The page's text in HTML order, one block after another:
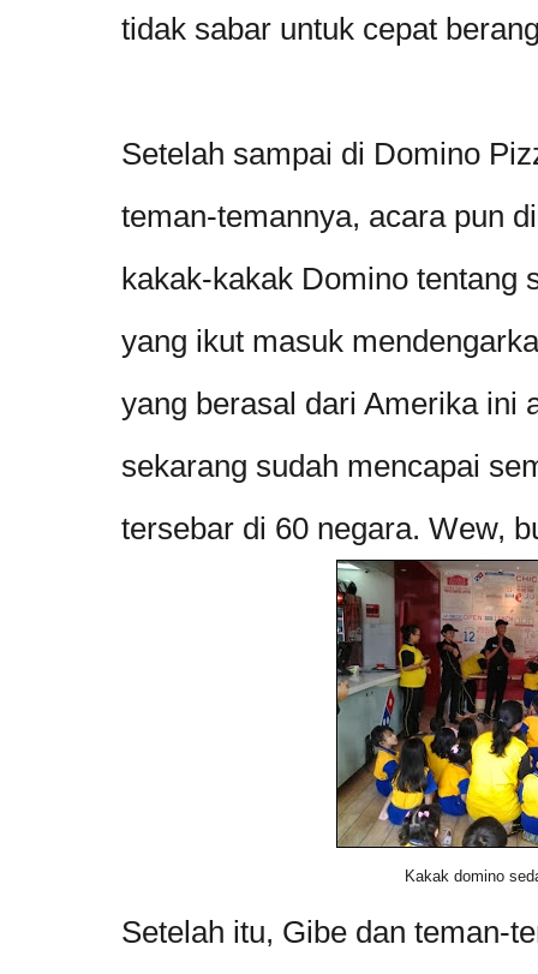
tidak sabar untuk cepat
Setelah sampai di Domino
teman-temannya, acara pun
kakak-kakak Domino tentang
yang ikut masuk
yang berasal dari Amerika ini
sekarang sudah mencapai
tersebar di 60 negara. Wew,
Kakak domino
Setelah itu, Gibe dan teman-